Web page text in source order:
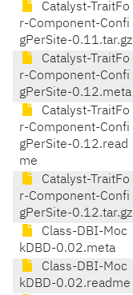
Catalyst-TraitFo
r-Component-Confi
gPerSite-0.11.tar.gz
Catalyst-TraitFo
r-Component-Confi
gPerSite-0.12.meta
Catalyst-TraitFo
r-Component-Confi
gPerSite-0.12.read
me
Catalyst-TraitFo
r-Component-Confi
gPerSite-0.12.tar.gz
Class-DBI-Moc
kDBD-0.02.meta
Class-DBI-Moc
kDBD-0.02.readme